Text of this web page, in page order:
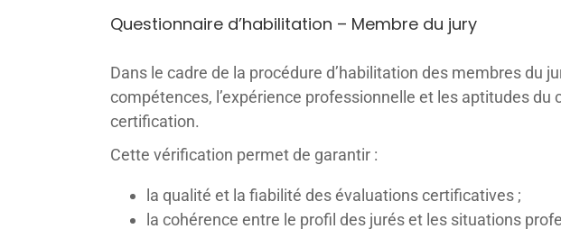
Questionnaire d’habilitation – Membre du jury
Dans le cadre de la procédure d’habilitation des membres du
compétences, l’expérience professionnelle et les aptitudes
certification.
Cette vérification permet de garantir :
la qualité et la fiabilité des évaluations certificatives ;
la cohérence entre le profil des jurés et les situations